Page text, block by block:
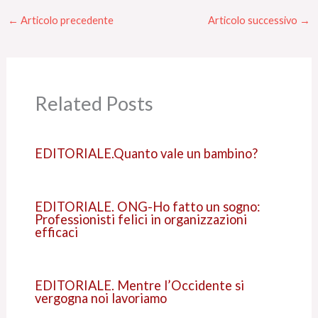
← Articolo precedente Articolo successivo →
Related Posts
EDITORIALE.Quanto vale un bambino?
EDITORIALE. ONG-Ho fatto un sogno:
Professionisti felici in organizzazioni
efficaci
EDITORIALE. Mentre l’Occidente si
vergogna noi lavoriamo